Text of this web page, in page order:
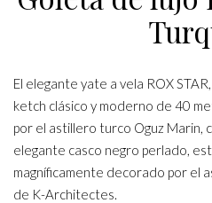
El elegante yate a vela ROX
ketch clásico y moderno de 40
por el astillero turco Oguz Marin,
elegante casco negro perlado,
magníficamente decorado por el
de K-Architectes.